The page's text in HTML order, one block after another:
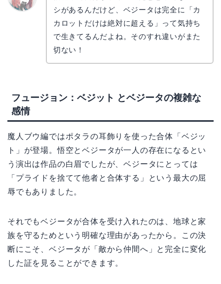
シがあるんだけど、ベジータは完全に「カ
カロットだけは絶対に超える」って気持ち
で生きてるんだよね。そのすれ違いがまた
切ない！
フュージョン：ベジット とベジータの複雑な
感情
魔人ブウ編ではポタラの耳飾りを使った合体「ベジッ
ト」が登場。悟空とベジータが一人の存在になるとい
う演出は作品の白眉でしたが、ベジータにとっては
「プライドを捨てて他者と合体する」という最大の屈
辱でもありました。
それでもベジータが合体を受け入れたのは、地球と家
族を守るためという明確な理由があったから。この決
断にこそ、ベジータが「敵から仲間へ」と完全に変化
した証を見ることができます。